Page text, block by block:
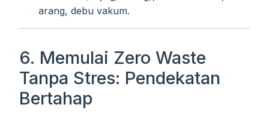
arang, debu vakum.
6. Memulai Zero Waste
Tanpa Stres: Pendekatan
Bertahap